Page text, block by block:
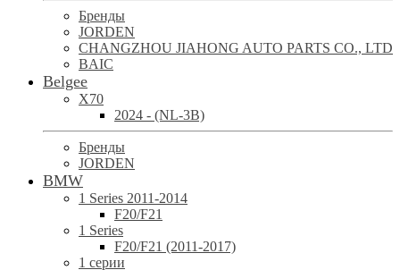
Бренды
JORDEN
CHANGZHOU JIAHONG AUTO PARTS CO., LTD
BAIC
Belgee
X70
2024 - (NL-3B)
Бренды
JORDEN
BMW
1 Series 2011-2014
F20/F21
1 Series
F20/F21 (2011-2017)
1 серии